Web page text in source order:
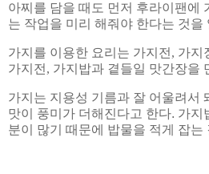
아찌를 담을 때도 먼저 후라이팬에
는 작업을 미리 해줘야 한다는 것을
가지를 이용한 요리는 가지전 , 가지
가지전 , 가지밥과 곁들일 맛간장을
가지는 지용성 기름과 잘 어울려서
맛이 풍미가 더해진다고 한다. 가지
분이 많기 때문에 밥물을 적게 잡는